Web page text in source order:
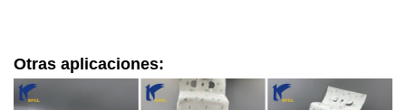
Otras aplicaciones: